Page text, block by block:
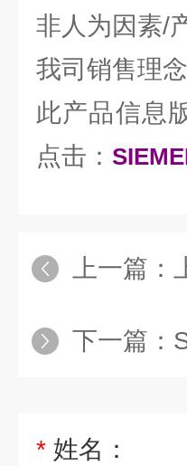
非人为因素/
我司销售理
此产品信息
点击：
上一篇：
下一篇：
* 姓名：